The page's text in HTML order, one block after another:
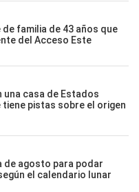
de familia de 43 años que
del Acceso Este
una casa de Estados
tiene pistas sobre el origen
de agosto para podar
el calendario lunar